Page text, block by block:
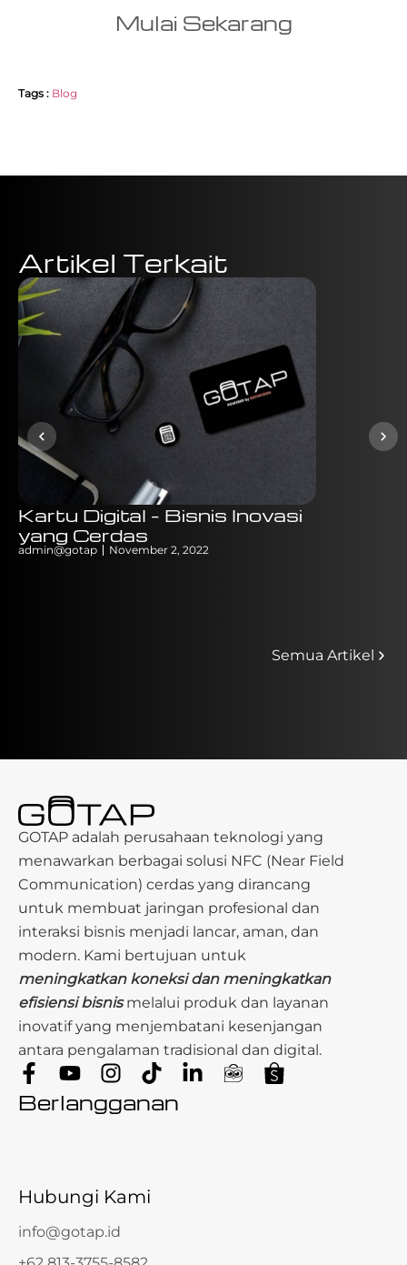
Mulai Sekarang
Tags : Blog
Artikel Terkait
Kartu Digital – Bisnis Inovasi
yang Cerdas
admin@gotap November 2, 2022
Semua Artikel
GOTAP adalah perusahaan teknologi yang
menawarkan berbagai solusi NFC (Near Field
Communication) cerdas yang dirancang
untuk membuat jaringan profesional dan
interaksi bisnis menjadi lancar, aman, dan
modern. Kami bertujuan untuk
meningkatkan koneksi dan meningkatkan
efisiensi bisnismelalui produk dan layanan
inovatif yang menjembatani kesenjangan
antara pengalaman tradisional dan digital.
Berlangganan
Hubungi Kami
info@gotap.id